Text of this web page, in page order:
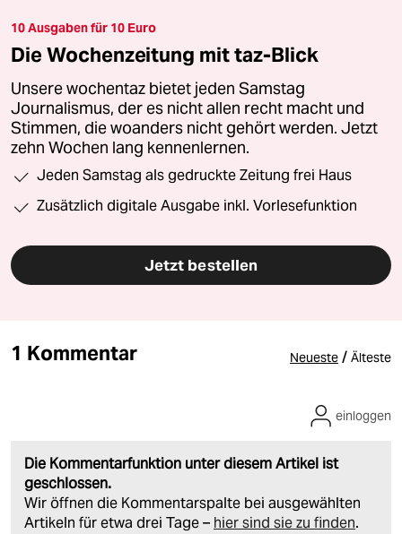
10 Ausgaben für 10 Euro
Die Wochenzeitung mit taz-Blick
Unsere wochentaz bietet jeden Samstag
Journalismus, der es nicht allen recht macht und
Stimmen, die woanders nicht gehört werden. Jetzt
zehn Wochen lang kennenlernen.
Jeden Samstag als gedruckte Zeitung frei Haus
Zusätzlich digitale Ausgabe inkl. Vorlesefunktion
Jetzt bestellen
1 Kommentar Neueste / Älteste
Die Kommentarfunktion unter diesem Artikel ist
geschlossen.
Wir öffnen die Kommentarspalte bei ausgewählten
Artikeln für etwa drei Tage – hier sind sie zu finden.
einloggen